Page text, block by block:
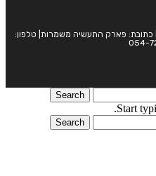
© כל הזכויות שמורות ל- 4Party 2024 | כתובת: פארק התעשיה משמרות| טלפון:
054-
Search
Start
Search